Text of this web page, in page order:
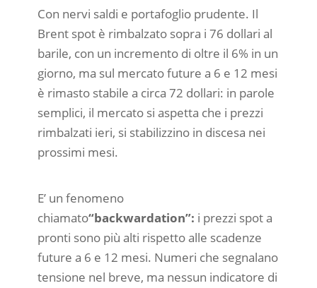
Con nervi saldi e portafoglio prudente. Il
Brent spot è rimbalzato sopra i 76 dollari al
barile, con un incremento di oltre il 6% in un
giorno, ma sul mercato future a 6 e 12 mesi
è rimasto stabile a circa 72 dollari: in parole
semplici, il mercato si aspetta che i prezzi
rimbalzati ieri, si stabilizzino in discesa nei
prossimi mesi.
E’ un fenomeno
chiamato“backwardation”: i prezzi spot a
pronti sono più alti rispetto alle scadenze
future a 6 e 12 mesi. Numeri che segnalano
tensione nel breve, ma nessun indicatore di